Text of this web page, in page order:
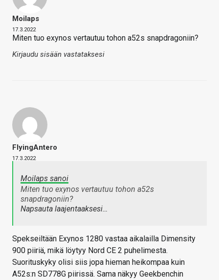
Moilaps
17.3.2022
Miten tuo exynos vertautuu tohon a52s snapdragoniin?
Kirjaudu sisään vastataksesi
FlyingAntero
17.3.2022
Moilaps sanoi
Miten tuo exynos vertautuu tohon a52s
snapdragoniin?
Napsauta laajentaaksesi…
Spekseiltään Exynos 1280 vastaa aikalailla Dimensity
900 piiriä, mikä löytyy Nord CE 2 puhelimesta.
Suorituskyky olisi siis jopa hieman heikompaa kuin
A52s:n SD778G piirissä. Sama näkyy Geekbenchin